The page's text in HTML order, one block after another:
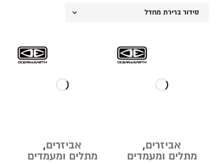
סידור ברירת מחדל
אביזרים,
מתלים ומעמדים
אביזרים,
מתלים ומעמדים